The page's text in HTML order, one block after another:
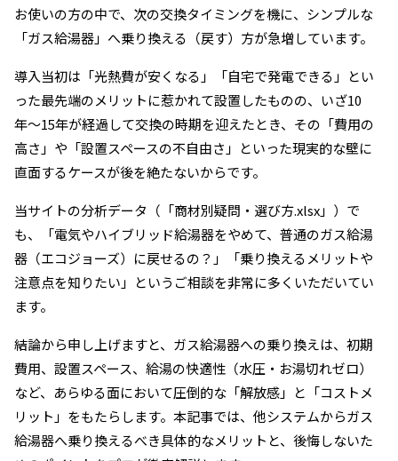
お使いの方の中で、次の交換タイミングを機に、シンプルな
「ガス給湯器」へ乗り換える（戻す）方が急増しています。
導入当初は「光熱費が安くなる」「自宅で発電できる」とい
った最先端のメリットに惹かれて設置したものの、いざ10
年〜15年が経過して交換の時期を迎えたとき、その「費用の
高さ」や「設置スペースの不自由さ」といった現実的な壁に
直面するケースが後を絶たないからです。
当サイトの分析データ（「商材別疑問・選び方.xlsx」）で
も、「電気やハイブリッド給湯器をやめて、普通のガス給湯
器（エコジョーズ）に戻せるの？」「乗り換えるメリットや
注意点を知りたい」というご相談を非常に多くいただいてい
ます。
結論から申し上げますと、ガス給湯器への乗り換えは、初期
費用、設置スペース、給湯の快適性（水圧・お湯切れゼロ）
など、あらゆる面において圧倒的な「解放感」と「コストメ
リット」をもたらします。本記事では、他システムからガス
給湯器へ乗り換えるべき具体的なメリットと、後悔しないた